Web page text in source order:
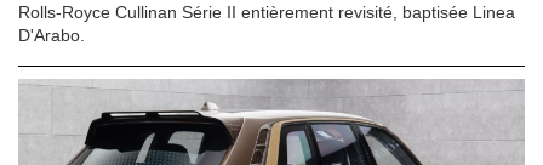
Rolls-Royce Cullinan Série II entièrement revisité, baptisée Linea
D'Arabo.